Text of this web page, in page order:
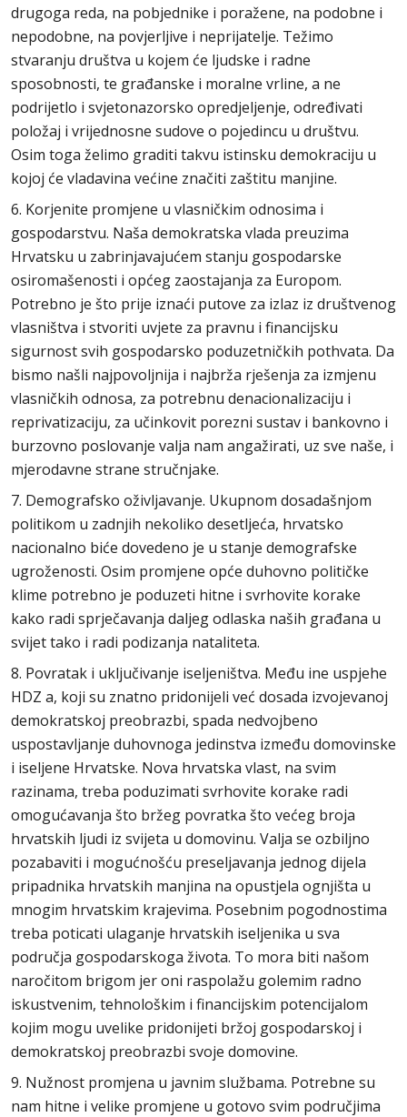
drugoga reda, na pobjednike i poražene, na podobne i
nepodobne, na povjerljive i neprijatelje. Težimo
stvaranju društva u kojem će ljudske i radne
sposobnosti, te građanske i moralne vrline, a ne
podrijetlo i svjetonazorsko opredjeljenje, određivati
položaj i vrijednosne sudove o pojedincu u društvu.
Osim toga želimo graditi takvu istinsku demokraciju u
kojoj će vladavina većine značiti zaštitu manjine.
6. Korjenite promjene u vlasničkim odnosima i
gospodarstvu. Naša demokratska vlada preuzima
Hrvatsku u zabrinjavajućem stanju gospodarske
osiromašenosti i općeg zaostajanja za Europom.
Potrebno je što prije iznaći putove za izlaz iz društvenog
vlasništva i stvoriti uvjete za pravnu i financijsku
sigurnost svih gospodarsko poduzetničkih pothvata. Da
bismo našli najpovoljnija i najbrža rješenja za izmjenu
vlasničkih odnosa, za potrebnu denacionalizaciju i
reprivatizaciju, za učinkovit porezni sustav i bankovno i
burzovno poslovanje valja nam angažirati, uz sve naše, i
mjerodavne strane stručnjake.
7. Demografsko oživljavanje. Ukupnom dosadašnjom
politikom u zadnjih nekoliko desetljeća, hrvatsko
nacionalno biće dovedeno je u stanje demografske
ugroženosti. Osim promjene opće duhovno političke
klime potrebno je poduzeti hitne i svrhovite korake
kako radi sprječavanja daljeg odlaska naših građana u
svijet tako i radi podizanja nataliteta.
8. Povratak i uključivanje iseljeništva. Među ine uspjehe
HDZ a, koji su znatno pridonijeli već dosada izvojevanoj
demokratskoj preobrazbi, spada nedvojbeno
uspostavljanje duhovnoga jedinstva između domovinske
i iseljene Hrvatske. Nova hrvatska vlast, na svim
razinama, treba poduzimati svrhovite korake radi
omogućavanja što bržeg povratka što većeg broja
hrvatskih ljudi iz svijeta u domovinu. Valja se ozbiljno
pozabaviti i mogućnošću preseljavanja jednog dijela
pripadnika hrvatskih manjina na opustjela ognjišta u
mnogim hrvatskim krajevima. Posebnim pogodnostima
treba poticati ulaganje hrvatskih iseljenika u sva
područja gospodarskoga života. To mora biti našom
naročitom brigom jer oni raspolažu golemim radno
iskustvenim, tehnološkim i financijskim potencijalom
kojim mogu uvelike pridonijeti bržoj gospodarskoj i
demokratskoj preobrazbi svoje domovine.
9. Nužnost promjena u javnim službama. Potrebne su
nam hitne i velike promjene u gotovo svim područjima